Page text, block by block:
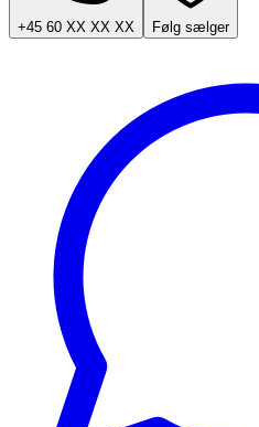
+45 60 XX XX XX Følg sælger